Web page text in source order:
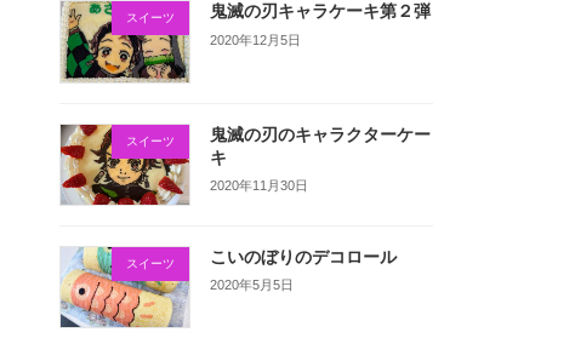
スイーツ 鬼滅の刃キャラケーキ第２弾
2020年12月5日
スイーツ
鬼滅の刃のキャラクターケー
キ
2020年11月30日
スイーツ こいのぼりのデコロール
2020年5月5日